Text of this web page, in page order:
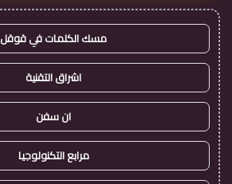
مسك الكلمات في قوقل
اشراق التقنية
ان سفن
مرابع التكنولوجيا